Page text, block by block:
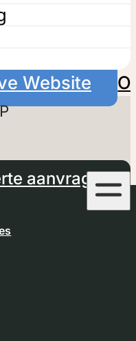
aanvragen
uniek
denken graag met je
én een piekfijne druk
Website